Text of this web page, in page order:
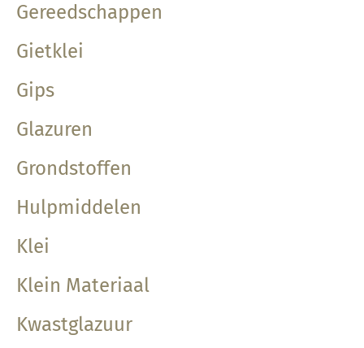
Gereedschappen
Gietklei
Gips
Glazuren
Grondstoffen
Hulpmiddelen
Klei
Klein Materiaal
Kwastglazuur